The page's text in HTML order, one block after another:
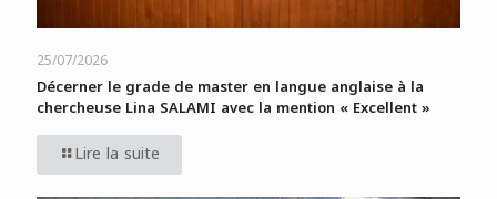
25/07/2026
Décerner le grade de master en langue anglaise à la
chercheuse Lina SALAMI avec la mention « Excellent »
Lire la suite